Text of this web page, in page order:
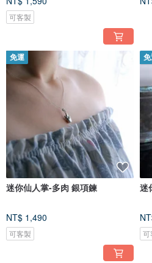
可客製
免運
迷你仙人掌-多肉 銀項鍊
NT$ 1,490
可客製
迷
可